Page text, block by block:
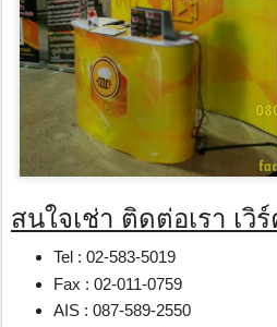
สนใจเช่า ติดต่อเรา เวิ
Tel : 02-583-5019
Fax : 02-011-0759
AIS : 087-589-2550